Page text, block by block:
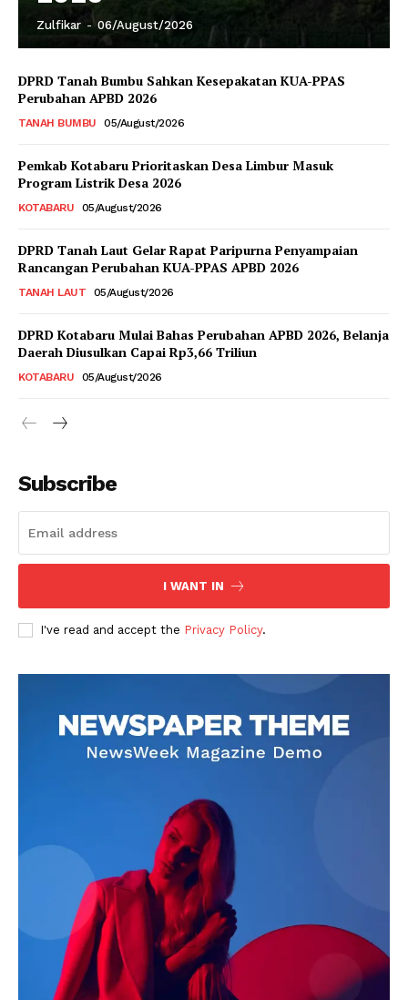
Zulfikar - 06/August/2026
DPRD Tanah Bumbu Sahkan Kesepakatan KUA-PPAS
Perubahan APBD 2026
TANAH BUMBU 05/August/2026
Pemkab Kotabaru Prioritaskan Desa Limbur Masuk
Program Listrik Desa 2026
KOTABARU 05/August/2026
DPRD Tanah Laut Gelar Rapat Paripurna Penyampaian
Rancangan Perubahan KUA-PPAS APBD 2026
TANAH LAUT 05/August/2026
DPRD Kotabaru Mulai Bahas Perubahan APBD 2026, Belanja
Daerah Diusulkan Capai Rp3,66 Triliun
KOTABARU 05/August/2026
Subscribe
I WANT IN
I've read and accept the Privacy Policy.